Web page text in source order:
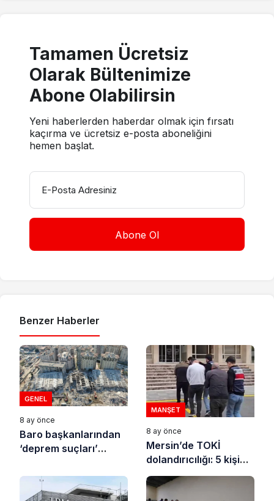
Tamamen Ücretsiz
Olarak Bültenimize
Abone Olabilirsin
Yeni haberlerden haberdar olmak için fırsatı
kaçırma ve ücretsiz e-posta aboneliğini
hemen başlat.
E-Posta Adresiniz
Benzer Haberler
GENEL
8 ay önce
Baro başkanlarından
‘deprem suçları’
MANŞET
8 ay önce
Mersin’de TOKİ
dolandırıcılığı: 5 kişi
tutuklandı